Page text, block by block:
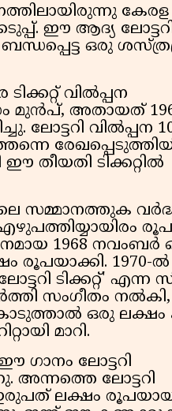
ഈ ആദ്യ ലോട്ടറി
ഒരു
വിൽപ്പന
മുൻപ്, അതായത്
ലോട്ടറി വിൽപ്പന
തീയതി ടിക്കറ്റിൽ
സമ്മാനത്തുക
1968 നവംബർ
രൂപയാക്കി. 1970-ൽ
ടിക്കറ്റ്' എന്ന
സംഗീതം
ഒരു
മാറി.
ലോട്ടറി
അന്നത്തെ ലോട്ടറി
ലക്ഷം